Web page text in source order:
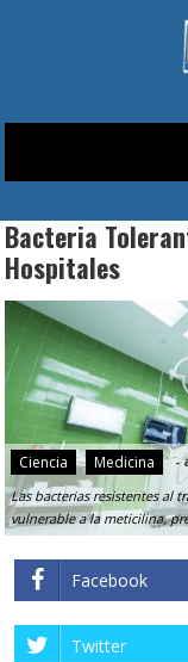
Cat 5
Bacteria
Hospitales
Ciencia Medicina -
Las bacterias resistentes al
vulnerable a la meticilina,
Facebook
Twitter